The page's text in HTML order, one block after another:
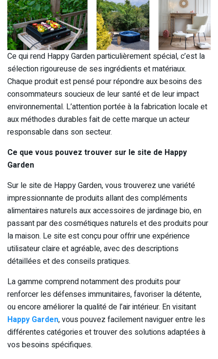
Ce qui rend Happy Garden particulièrement spécial, c’est la
sélection rigoureuse de ses ingrédients et matériaux.
Chaque produit est pensé pour répondre aux besoins des
consommateurs soucieux de leur santé et de leur impact
environnemental. L’attention portée à la fabrication locale et
aux méthodes durables fait de cette marque un acteur
responsable dans son secteur.
Ce que vous pouvez trouver sur le site de Happy
Garden
Sur le site de Happy Garden, vous trouverez une variété
impressionnante de produits allant des compléments
alimentaires naturels aux accessoires de jardinage bio, en
passant par des cosmétiques naturels et des produits pour
la maison. Le site est conçu pour offrir une expérience
utilisateur claire et agréable, avec des descriptions
détaillées et des conseils pratiques.
La gamme comprend notamment des produits pour
renforcer les défenses immunitaires, favoriser la détente,
ou encore améliorer la qualité de l’air intérieur. En visitant
Happy Garden, vous pouvez facilement naviguer entre les
différentes catégories et trouver des solutions adaptées à
vos besoins spécifiques.